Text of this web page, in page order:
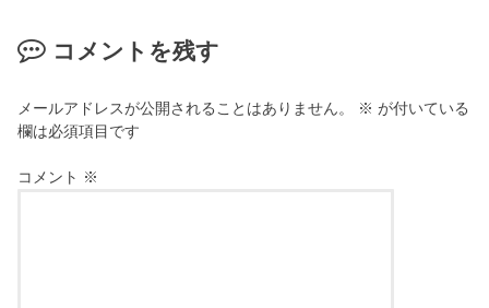
ま
す
コメントを残す
メールアドレスが公開されることはありません。 ※ が付いている
欄は必須項目です
コメント ※